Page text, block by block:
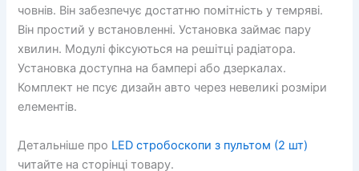
човнів. Він забезпечує достатню помітність у темряві.
Він простий у встановленні. Установка займає пару
хвилин. Модулі фіксуються на решітці радіатора.
Установка доступна на бампері або дзеркалах.
Комплект не псує дизайн авто через невеликі розміри
елементів.
Детальніше про LED стробоскопи з пультом (2 шт)
читайте на сторінці товару.